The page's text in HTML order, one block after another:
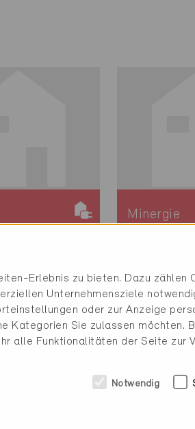
/
Minergie
Neubau,
MFH
LU-1263
Erlebnis zu bieten. Dazu zählen
Unternehmensziele
oder zur Anzeige
Kategorien Sie zulassen möchten.
alle Funktionalitäten der Seite zur
Notwendig